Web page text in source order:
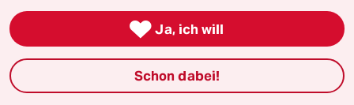
Live im Stream
Vergangene
 Ja, ich will
Schon dabei!